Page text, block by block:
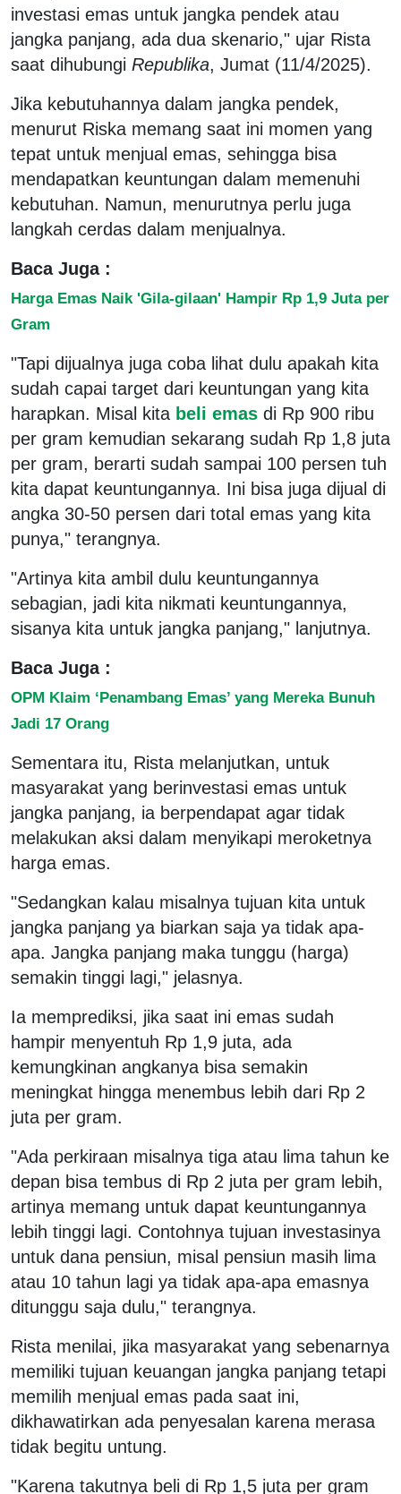
investasi emas untuk jangka pendek atau
jangka panjang, ada dua skenario," ujar Rista
saat dihubungi Republika, Jumat (11/4/2025).
Jika kebutuhannya dalam jangka pendek,
menurut Riska memang saat ini momen yang
tepat untuk menjual emas, sehingga bisa
mendapatkan keuntungan dalam memenuhi
kebutuhan. Namun, menurutnya perlu juga
langkah cerdas dalam menjualnya.
Baca Juga :
Harga Emas Naik 'Gila-gilaan' Hampir Rp 1,9 Juta per
Gram
"Tapi dijualnya juga coba lihat dulu apakah kita
sudah capai target dari keuntungan yang kita
harapkan. Misal kita beli emas di Rp 900 ribu
per gram kemudian sekarang sudah Rp 1,8 juta
per gram, berarti sudah sampai 100 persen tuh
kita dapat keuntungannya. Ini bisa juga dijual di
angka 30-50 persen dari total emas yang kita
punya," terangnya.
"Artinya kita ambil dulu keuntungannya
sebagian, jadi kita nikmati keuntungannya,
sisanya kita untuk jangka panjang," lanjutnya.
Baca Juga :
OPM Klaim ‘Penambang Emas’ yang Mereka Bunuh
Jadi 17 Orang
Sementara itu, Rista melanjutkan, untuk
masyarakat yang berinvestasi emas untuk
jangka panjang, ia berpendapat agar tidak
melakukan aksi dalam menyikapi meroketnya
harga emas.
"Sedangkan kalau misalnya tujuan kita untuk
jangka panjang ya biarkan saja ya tidak apa-
apa. Jangka panjang maka tunggu (harga)
semakin tinggi lagi," jelasnya.
Ia memprediksi, jika saat ini emas sudah
hampir menyentuh Rp 1,9 juta, ada
kemungkinan angkanya bisa semakin
meningkat hingga menembus lebih dari Rp 2
juta per gram.
"Ada perkiraan misalnya tiga atau lima tahun ke
depan bisa tembus di Rp 2 juta per gram lebih,
artinya memang untuk dapat keuntungannya
lebih tinggi lagi. Contohnya tujuan investasinya
untuk dana pensiun, misal pensiun masih lima
atau 10 tahun lagi ya tidak apa-apa emasnya
ditunggu saja dulu," terangnya.
Rista menilai, jika masyarakat yang sebenarnya
memiliki tujuan keuangan jangka panjang tetapi
memilih menjual emas pada saat ini,
dikhawatirkan ada penyesalan karena merasa
tidak begitu untung.
"Karena takutnya beli di Rp 1,5 juta per gram